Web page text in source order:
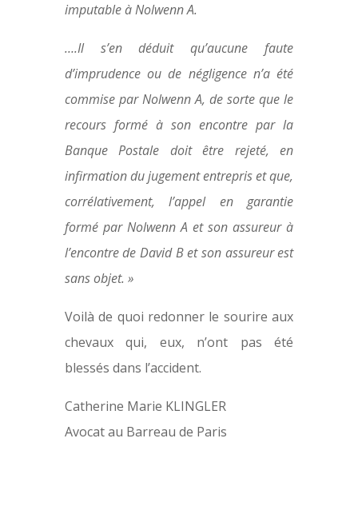
imputable à Nolwenn A.
….Il s’en déduit qu’aucune faute
d’imprudence ou de négligence n’a été
commise par Nolwenn A, de sorte que le
recours formé à son encontre par la
Banque Postale doit être rejeté, en
infirmation du jugement entrepris et que,
corrélativement, l’appel en garantie
formé par Nolwenn A et son assureur à
l’encontre de David B et son assureur est
sans objet. »
Voilà de quoi redonner le sourire aux
chevaux qui, eux, n’ont pas été
blessés dans l’accident.
Catherine Marie KLINGLER
Avocat au Barreau de Paris